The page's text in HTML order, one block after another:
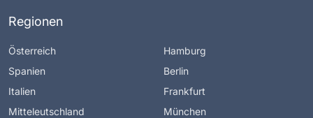
Regionen
Österreich
Spanien
Italien
Mitteleutschland
Hamburg
Berlin
Frankfurt
München